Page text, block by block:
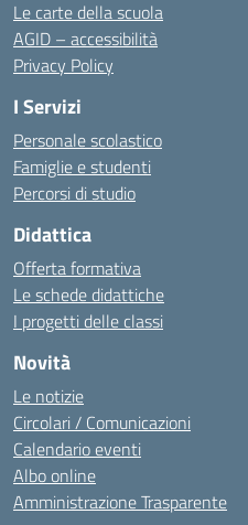
Le carte della scuola
AGID – accessibilità
Privacy Policy
I Servizi
Personale scolastico
Famiglie e studenti
Percorsi di studio
Didattica
Offerta formativa
Le schede didattiche
I progetti delle classi
Novità
Le notizie
Circolari / Comunicazioni
Calendario eventi
Albo online
Amministrazione Trasparente